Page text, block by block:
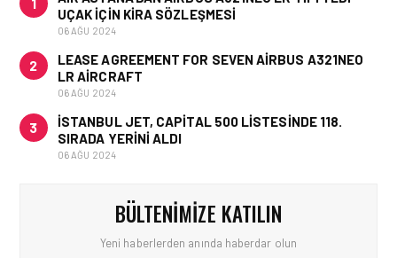
UÇAK IÇIN KIRA SÖZLEŞMESI
06 AĞU 2024
2
LEASE AGREEMENT FOR SEVEN AIRBUS A321NEO
LR AIRCRAFT
06 AĞU 2024
3
İSTANBUL JET, CAPITAL 500 LISTESINDE 118.
SIRADA YERINI ALDI
06 AĞU 2024
BÜLTENIMIZE KATILIN
Yeni haberlerden anında haberdar olun